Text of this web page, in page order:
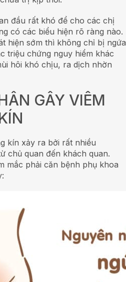
đầu rất khó để cho các chị
có các biểu hiện rõ ràng nào.
hiện sớm thì không chỉ bị ngứa
triệu chứng nguy hiểm khác
hôi khó chịu, ra dịch nhờn
GÂY VIÊM
kín xảy ra bởi rất nhiều
chủ quan đến khách quan.
mắc phải căn bệnh phụ khoa